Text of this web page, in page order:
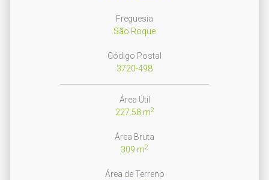
Freguesia
São Roque
Código Postal
3720-498
Área Útil
227.58 m2
Área Bruta
309 m2
Área de Terreno